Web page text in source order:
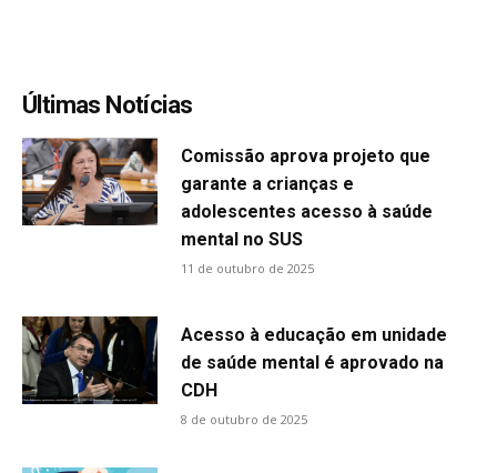
Últimas Notícias
Comissão aprova projeto que
garante a crianças e
adolescentes acesso à saúde
mental no SUS
11 de outubro de 2025
Acesso à educação em unidade
de saúde mental é aprovado na
CDH
8 de outubro de 2025